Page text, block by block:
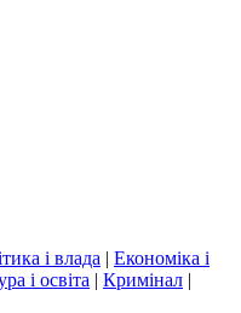
і влада | Економіка і
і освіта | Кримінал |